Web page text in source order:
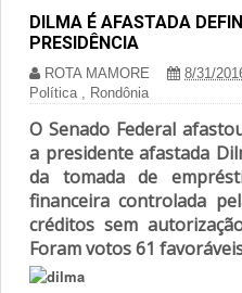
DILMA É AFASTADA
PRESIDÊNCIA
ROTA MAMORE 8/31/
Política, Rondônia
O Senado Federal
a presidente afastada
da tomada de
financeira controlada
créditos sem
Foram votos 61